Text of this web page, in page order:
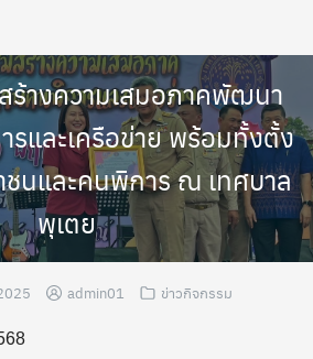
ร้างความเสมอภาคพัฒนา
และเครือข่าย พร้อมทั้งตั้ง
ชนและคนพิการ ณ เทศบาล
พุเตย
admin01 ข่าวกิจกรรม